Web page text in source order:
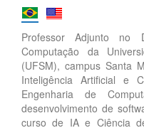
Professor Adjunto no
Computação da
(UFSM), campus Santa
Inteligência Artificial e
Engenharia de
desenvolvimento de
curso de IA e Ciência